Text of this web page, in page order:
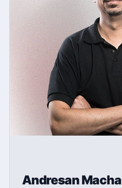
Andresan